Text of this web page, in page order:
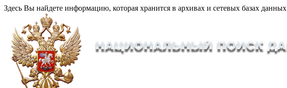
Здесь Вы найдете информацию, которая хранится в архивах и сетевых базах данных